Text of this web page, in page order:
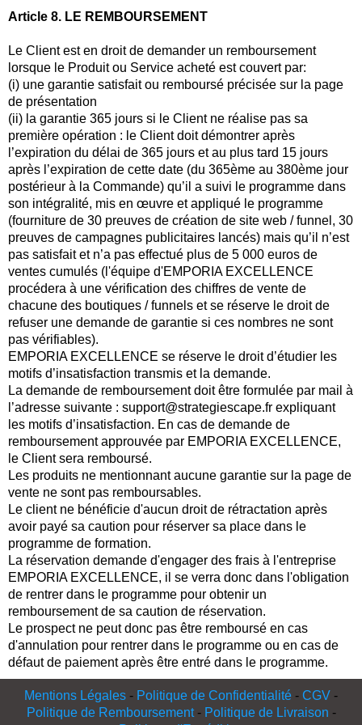
Article 8. LE REMBOURSEMENT
Le Client est en droit de demander un remboursement
lorsque le Produit ou Service acheté est couvert par:
(i) une garantie satisfait ou remboursé précisée sur la page
de présentation
(ii) la garantie 365 jours si le Client ne réalise pas sa
première opération : le Client doit démontrer après
l’expiration du délai de 365 jours et au plus tard 15 jours
après l’expiration de cette date (du 365ème au 380ème jour
postérieur à la Commande) qu’il a suivi le programme dans
son intégralité, mis en œuvre et appliqué le programme
(fourniture de 30 preuves de création de site web / funnel, 30
preuves de campagnes publicitaires lancés) mais qu’il n’est
pas satisfait et n’a pas effectué plus de 5 000 euros de
ventes cumulés (l'équipe d'EMPORIA EXCELLENCE
procédera à une vérification des chiffres de vente de
chacune des boutiques / funnels et se réserve le droit de
refuser une demande de garantie si ces nombres ne sont
pas vérifiables).
EMPORIA EXCELLENCE se réserve le droit d’étudier les
motifs d’insatisfaction transmis et la demande.
La demande de remboursement doit être formulée par mail à
l’adresse suivante : support@strategiescape.fr expliquant
les motifs d’insatisfaction. En cas de demande de
remboursement approuvée par EMPORIA EXCELLENCE,
le Client sera remboursé.
Les produits ne mentionnant aucune garantie sur la page de
vente ne sont pas remboursables.
Le client ne bénéficie d'aucun droit de rétractation après
avoir payé sa caution pour réserver sa place dans le
programme de formation.
La réservation demande d'engager des frais à l'entreprise
EMPORIA EXCELLENCE, il se verra donc dans l'obligation
de rentrer dans le programme pour obtenir un
remboursement de sa caution de réservation.
Le prospect ne peut donc pas être remboursé en cas
d'annulation pour rentrer dans le programme ou en cas de
défaut de paiement après être entré dans le programme.
Mentions Légales - Politique de Confidentialité - CGV -
Politique de Remboursement- Politique de Livraison -